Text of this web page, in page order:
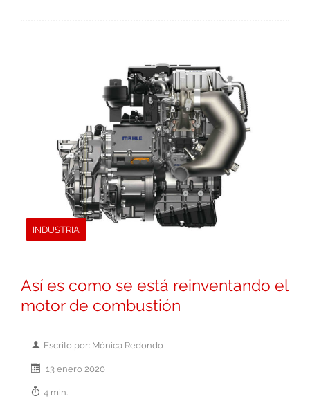
INDUSTRIA
Así es como se está reinventando el
motor de combustión
Escrito por: Mónica Redondo
13 enero 2020
4 min.